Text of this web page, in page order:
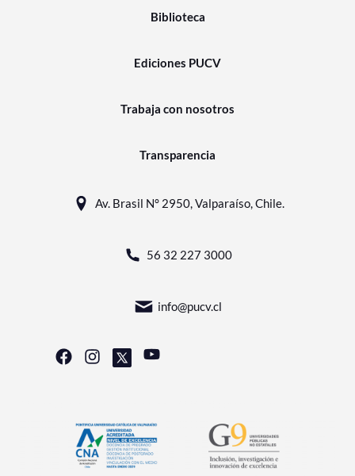
Biblioteca
Ediciones PUCV
Trabaja con nosotros
Transparencia
Av. Brasil N° 2950, Valparaíso, Chile.
56 32 227 3000
info@pucv.cl